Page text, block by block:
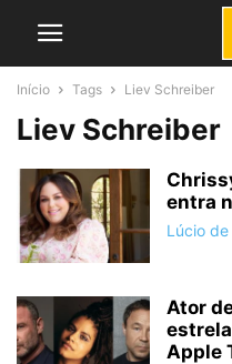
Início Tags Liev Schreiber
Liev Schreiber
entra
Lúcio
Ator
Apple